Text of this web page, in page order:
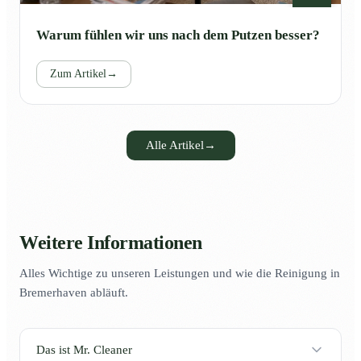
Warum fühlen wir uns nach dem Putzen besser?
Zum Artikel→
Alle Artikel→
Weitere Informationen
Alles Wichtige zu unseren Leistungen und wie die Reinigung in
Bremerhaven abläuft.
Das ist Mr. Cleaner